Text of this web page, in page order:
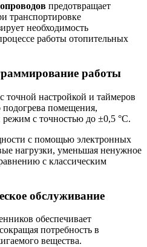
предотвращает
транспортировке
необходимость
работы отопительных
работы
точной настройкой и таймеров
помещения,
с точностью до ±0,5 °С.
с помощью электронных
нагрузки, уменьшая ненужное
с классическим
обслуживание
обеспечивает
потребность в
вещества.